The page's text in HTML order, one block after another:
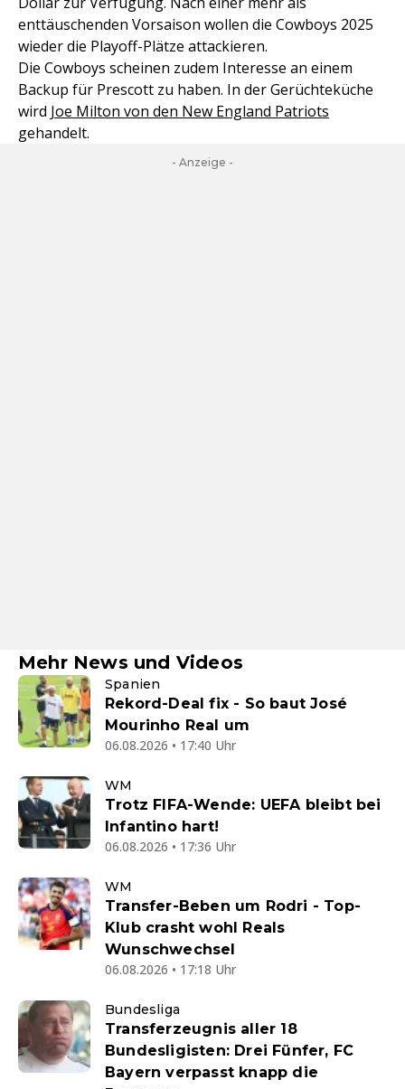
enttäuschenden Vorsaison wollen die Cowboys 2025
wieder die Playoff-Plätze attackieren.
Die Cowboys scheinen zudem Interesse an einem
Backup für Prescott zu haben. In der Gerüchteküche
wird Joe Milton von den New England Patriots
gehandelt.
- Anzeige -
Mehr News und Videos
Spanien
Rekord-Deal fix - So baut José
Mourinho Real um
06.08.2026 • 17:40 Uhr
WM
Trotz FIFA-Wende: UEFA bleibt bei
Infantino hart!
06.08.2026 • 17:36 Uhr
WM
Transfer-Beben um Rodri - Top-
Klub crasht wohl Reals
Wunschwechsel
06.08.2026 • 17:18 Uhr
Bundesliga
Transferzeugnis aller 18
Bundesligisten: Drei Fünfer, FC
Bayern verpasst knapp die